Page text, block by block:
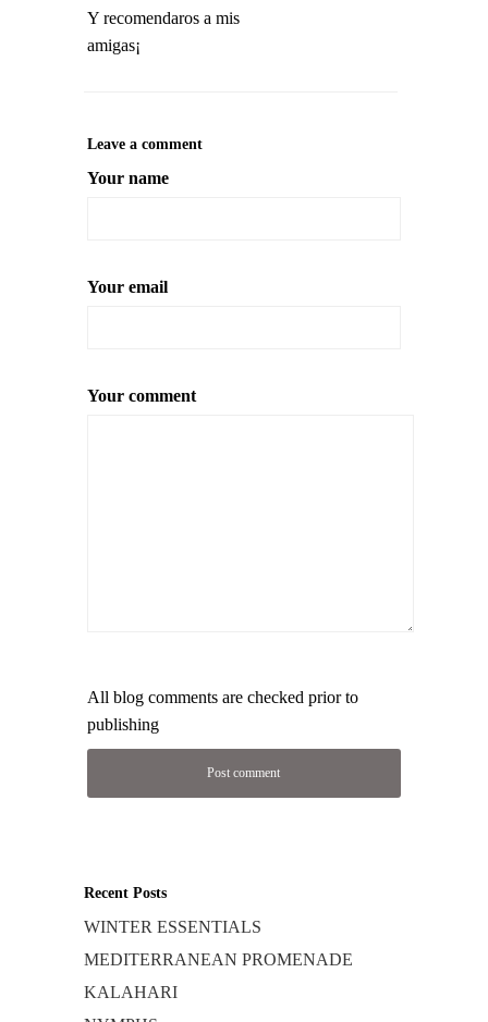
Y recomendaros a mis
amigas¡
Leave a comment
Your name
Your email
Your comment
All blog comments are checked prior to
publishing
Recent Posts
WINTER ESSENTIALS
MEDITERRANEAN PROMENADE
KALAHARI